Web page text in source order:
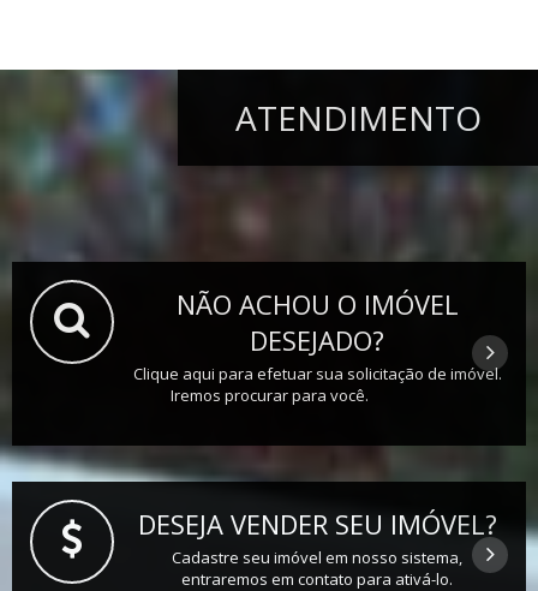
ATENDIMENTO
NÃO ACHOU O IMÓVEL
DESEJADO?
Clique aqui para efetuar sua solicitação de imóvel.
Iremos procurar para você.
DESEJA VENDER SEU IMÓVEL?
Cadastre seu imóvel em nosso sistema,
entraremos em contato para ativá-lo.